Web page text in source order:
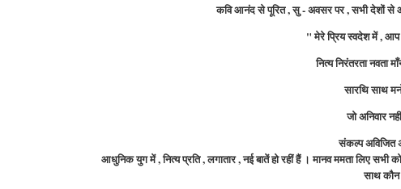
कवि आनंद से पूरित , सु - अवसर पर , सभी देशों से
" मेरे प्रिय स्वदेश में ,आप
नित्य निरंतरता नवता
सारथि साथ
जो अनिवार
संकल्पअविजित
आधुनिक युग में , नित्य प्रति , लगातार , नई बातें हो रहीं हैं ।मानवममता लिए सभी
साथ कौन